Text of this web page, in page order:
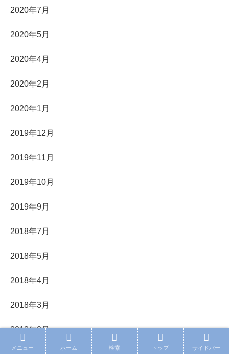
2020年7月
2020年5月
2020年4月
2020年2月
2020年1月
2019年12月
2019年11月
2019年10月
2019年9月
2018年7月
2018年5月
2018年4月
2018年3月
2018年2月
メニュー ホーム 検索 トップ サイドバー